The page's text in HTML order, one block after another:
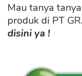
Mau tanya
produk di PT
disini ya !